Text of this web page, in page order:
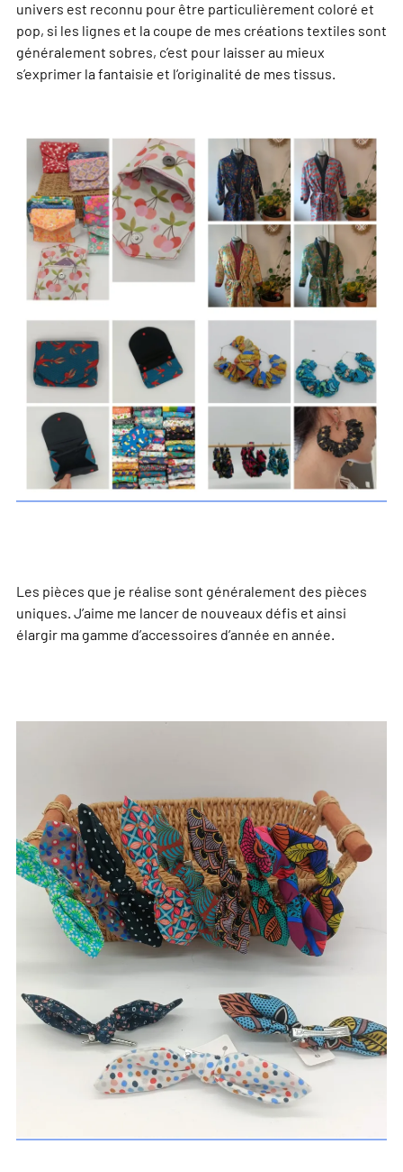
univers est reconnu pour être particulièrement coloré et
pop, si les lignes et la coupe de mes créations textiles sont
généralement sobres, c’est pour laisser au mieux
s’exprimer la fantaisie et l’originalité de mes tissus.
Les pièces que je réalise sont généralement des pièces
uniques. J’aime me lancer de nouveaux défis et ainsi
élargir ma gamme d’accessoires d’année en année.